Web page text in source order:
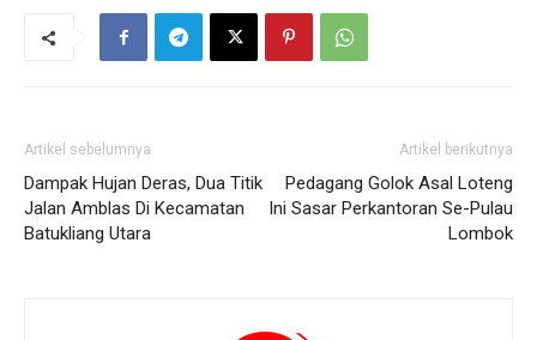
Artikel sebelumnya
Dampak Hujan Deras, Dua Titik
Jalan Amblas Di Kecamatan
Batukliang Utara
Artikel berikutnya
Pedagang Golok Asal Loteng
Ini Sasar Perkantoran Se-Pulau
Lombok